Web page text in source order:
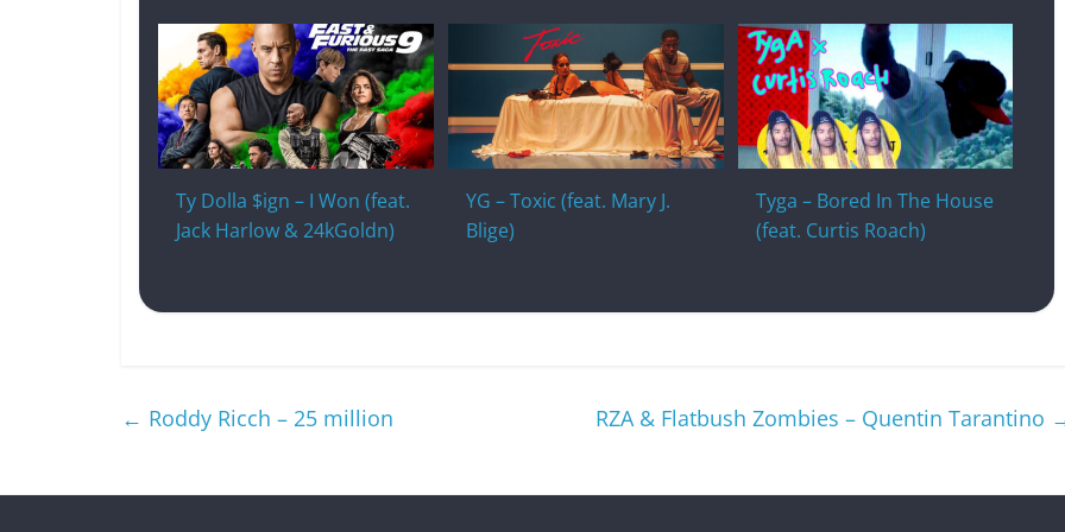
Ty Dolla $ign – I Won (feat.
Jack Harlow & 24kGoldn)
YG – Toxic (feat. Mary J.
Blige)
Tyga – Bored In The House
(feat. Curtis Roach)
← Roddy Ricch – 25 million RZA & Flatbush Zombies – Quentin Tarantino